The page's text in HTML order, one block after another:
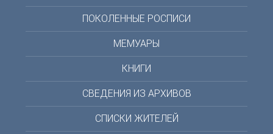
ПОКОЛЕННЫЕ РОСПИСИ
МЕМУАРЫ
КНИГИ
СВЕДЕНИЯ ИЗ АРХИВОВ
СПИСКИ ЖИТЕЛЕЙ